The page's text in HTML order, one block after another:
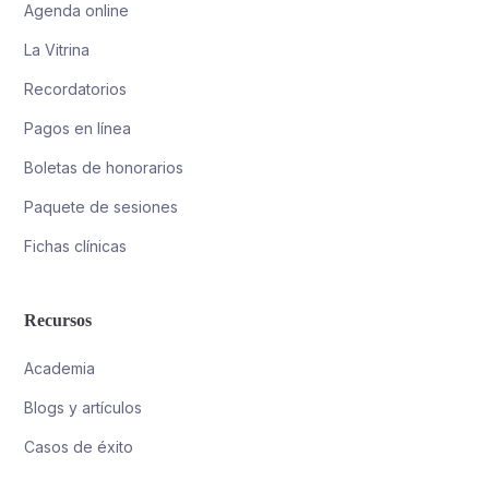
Agenda online
La Vitrina
Recordatorios
Pagos en línea
Boletas de honorarios
Paquete de sesiones
Fichas clínicas
Recursos
Academia
Blogs y artículos
Casos de éxito